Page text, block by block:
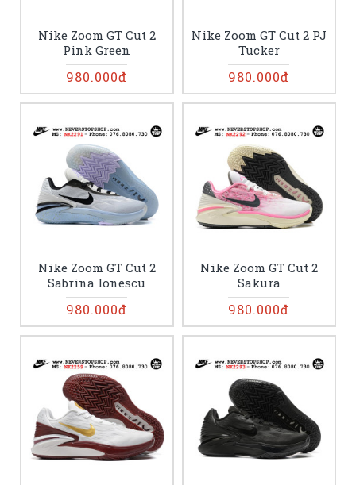
Nike Zoom GT Cut 2
Pink Green
980.000đ
Nike Zoom GT Cut 2 PJ
Tucker
980.000đ
Nike Zoom GT Cut 2
Sabrina Ionescu
980.000đ
Nike Zoom GT Cut 2
Sakura
980.000đ